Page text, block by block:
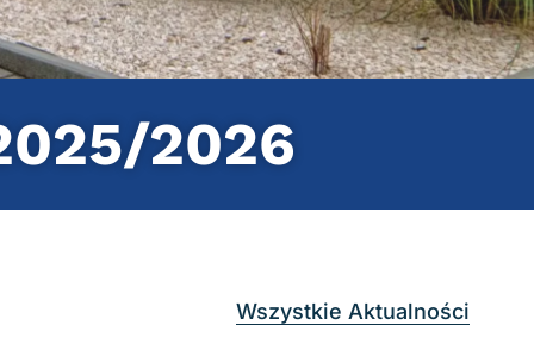
2026
Wszystkie Aktualności